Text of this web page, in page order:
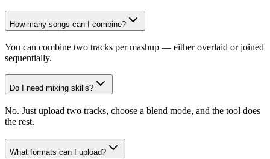
How many songs can I combine?
You can combine two tracks per mashup — either overlaid or joined
sequentially.
Do I need mixing skills?
No. Just upload two tracks, choose a blend mode, and the tool does
the rest.
What formats can I upload?